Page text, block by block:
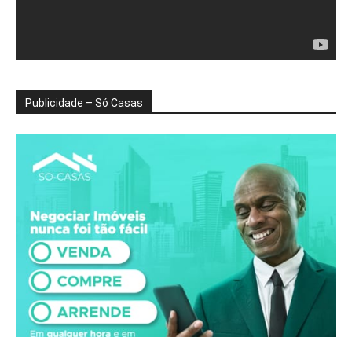
Publicidade – Só Casas